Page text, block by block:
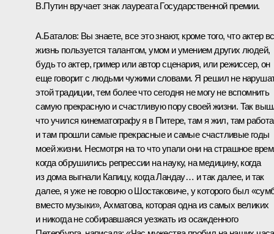
В.Путин вручает знак лауреата Государственной премии.
А.Баталов: Вы знаете, все это знают, кроме того, что актер
жизнь пользуется талантом, умом и умением других людей,
будь то актер, гример или автор сценария, или режиссер, он
еще говорит с людьми чужими словами. Я решил не
этой традиции, тем более что сегодня не могу не вспомнить
самую прекрасную и счастливую пору своей жизни. Так
что учился кинематографу я в Питере, там я жил, там
и там прошли самые прекрасные и самые счастливые годы
моей жизни. Несмотря на то что упали они на страшное
когда обрушились репрессии на науку, на медицину, когда
из дома выгнали Капицу, когда Ландау… и так далее, и так
далее, я уже не говорю о Шостаковиче, у которого был
вместо музыки», Ахматова, которая одна из самых великих
и никогда не собиравшаяся уезжать из осажденного